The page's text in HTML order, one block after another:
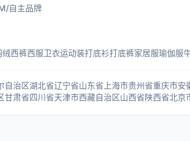
自主品牌
绒西裤西服卫衣运动装打底衫打底裤家居服瑜伽服
自治区湖北省辽宁省山东省 上海市贵州省重庆市安
甘肃省四川省天津市西藏自治区山西省陕西省北京